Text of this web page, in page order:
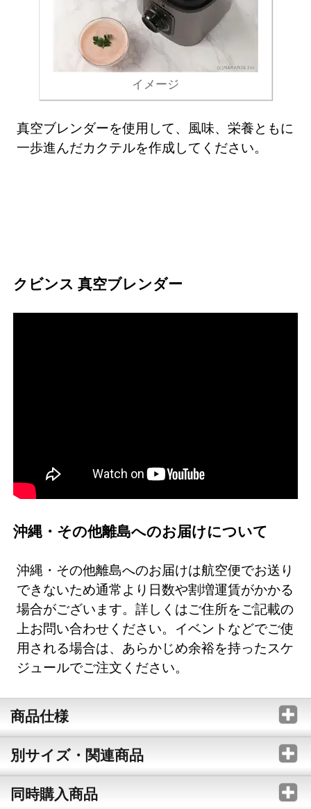
イメージ
真空ブレンダーを使用して、風味、栄養ともに
一歩進んだカクテルを作成してください。
クビンス 真空ブレンダー
沖縄・その他離島へのお届けについて
沖縄・その他離島へのお届けは航空便でお送り
できないため通常より日数や割増運賃がかかる
場合がございます。詳しくはご住所をご記載の
上お問い合わせください。イベントなどでご使
用される場合は、あらかじめ余裕を持ったスケ
ジュールでご注文ください。
商品仕様
別サイズ・関連商品
同時購入商品